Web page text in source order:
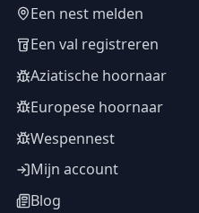
Een nest melden
Een val registreren
Aziatische hoornaar
Europese hoornaar
Wespennest
Mijn account
Blog